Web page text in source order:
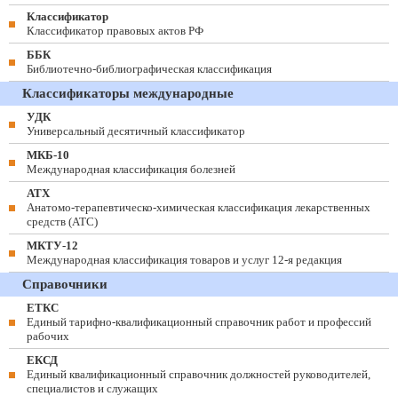
Классификатор
Классификатор правовых актов РФ
ББК
Библиотечно-библиографическая классификация
Классификаторы международные
УДК
Универсальный десятичный классификатор
МКБ-10
Международная классификация болезней
АТХ
Анатомо-терапевтическо-химическая классификация лекарственных
средств (ATC)
МКТУ-12
Международная классификация товаров и услуг 12-я редакция
Справочники
ЕТКС
Единый тарифно-квалификационный справочник работ и профессий
рабочих
ЕКСД
Единый квалификационный справочник должностей руководителей,
специалистов и служащих